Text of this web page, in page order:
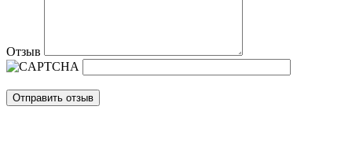
Отзыв
Отправить отзыв